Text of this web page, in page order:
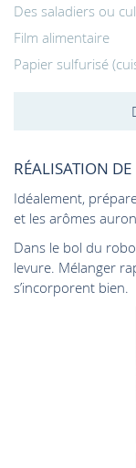
Des saladiers ou
Film alimentaire
Papier sulfurisé
RÉALISATION
Idéalement,
et les arômes
Dans le bol du
levure. Mélanger
s’incorporent bien.